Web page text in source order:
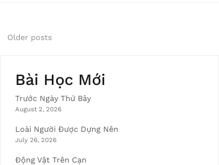
Posts
Older posts
Bài Học Mới
Trước Ngày Thứ Bảy
August 2, 2026
Loài Người Được Dựng Nên
July 26, 2026
Động Vật Trên Cạn